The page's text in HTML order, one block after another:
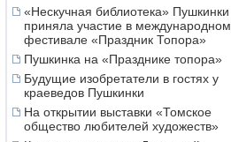
«Нескучная библиотека» Пушкинки
приняла участие в международном
фестивале «Праздник Топора»
Пушкинка на «Празднике топора»
Будущие изобретатели в гостях у
краеведов Пушкинки
На открытии выставки «Томское
общество любителей художеств»